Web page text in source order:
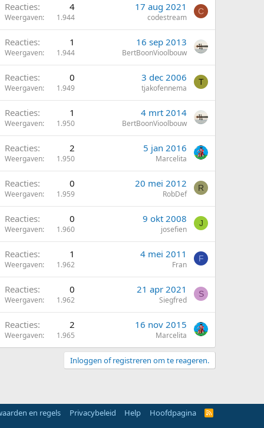
Reacties 4
Weergaven 1.944
17 aug 2021
codestream
C
Reacties 1
Weergaven 1.944
16 sep 2013
BertBoonVioolbouw
Reacties 0
Weergaven 1.949
3 dec 2006
tjakofennema
T
Reacties 1
Weergaven 1.950
4 mrt 2014
BertBoonVioolbouw
Reacties 2
Weergaven 1.950
5 jan 2016
Marcelita
Reacties 0
Weergaven 1.959
20 mei 2012
RobDef
R
Reacties 0
Weergaven 1.960
9 okt 2008
josefien
J
Reacties 1
Weergaven 1.962
4 mei 2011
Fran
F
Reacties 0
Weergaven 1.962
21 apr 2021
Siegfred
S
Reacties 2
Weergaven 1.965
16 nov 2015
Marcelita
Inloggen of registreren om te reageren.
en regels Privacybeleid Help Hoofdpagina
R